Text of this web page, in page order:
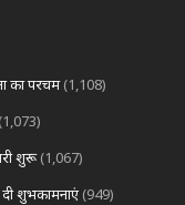
का परचम (1,108)
(1,073)
शुरू (1,067)
शुभकामनाएं (949)